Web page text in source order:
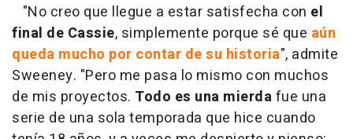
"No creo que llegue a estar satisfecha con el
final de Cassie, simplemente porque sé que aún
queda mucho por contar de su historia", admite
Sweeney. "Pero me pasa lo mismo con muchos
de mis proyectos. Todo es una mierdafue una
serie de una sola temporada que hice cuando